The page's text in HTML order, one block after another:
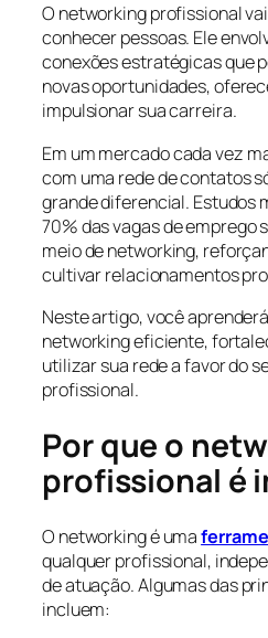
O networking profissional
conhecer pessoas. Ele
conexões estratégicas que
novas oportunidades,
impulsionar sua carreira.
Em um mercado cada vez
com uma rede de contatos
grande diferencial. Estudos
70% das vagas de emprego
meio de networking,
cultivar relacionamentos
Neste artigo, você
networking eficiente,
utilizar sua rede a favor do
profissional.
Por que o
profissional é
O networking é uma
qualquer profissional,
de atuação. Algumas das
incluem: